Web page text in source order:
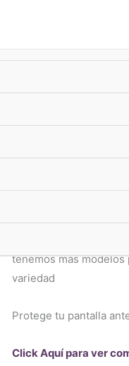
superando $33.000
tenemos más
variedad
Protege tu pantalla
Click Aquí para ver